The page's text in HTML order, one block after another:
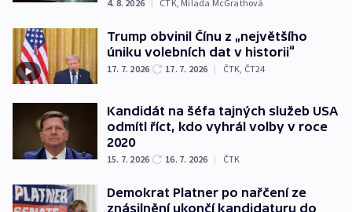
4. 8. 2026 | ČTK Milada McGrathová
Trump obvinil Čínu z „největšího
úniku volebních dat v historii“
17. 7. 2026 17. 7. 2026 | ČTK ČT24
Kandidát na šéfa tajných služeb USA
odmítl říct, kdo vyhrál volby v roce
2020
15. 7. 2026 16. 7. 2026 | ČTK
Demokrat Platner po nařčení ze
znásilnění ukončí kandidaturu do